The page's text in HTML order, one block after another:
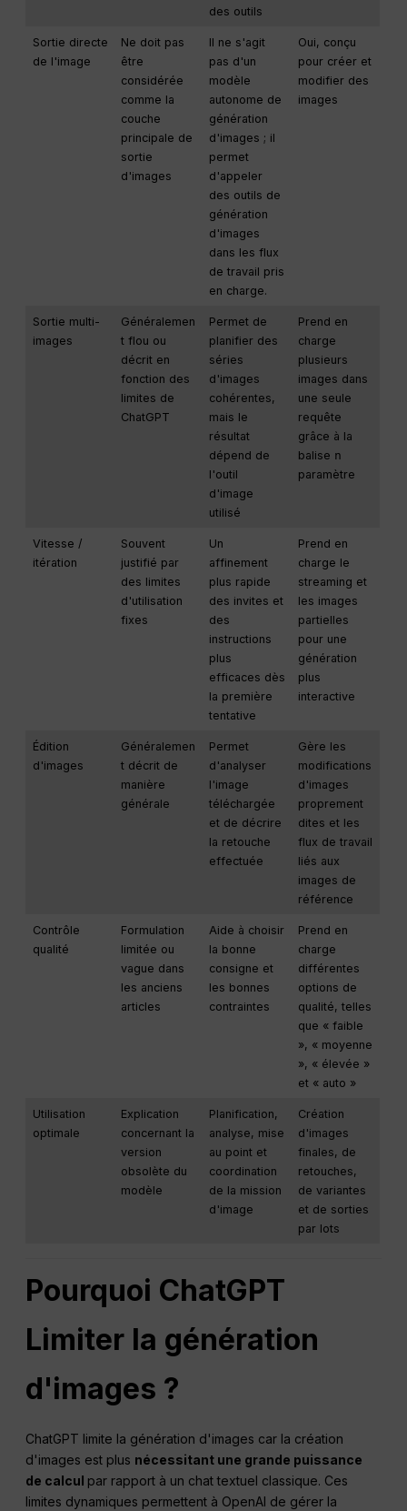
des outils
Sortie directe
de l'image
Ne doit pas
être
considérée
comme la
couche
principale de
sortie
d'images
Il ne s'agit
pas d'un
modèle
autonome de
génération
d'images ; il
permet
d'appeler
des outils de
génération
d'images
dans les flux
de travail pris
en charge.
Oui, conçu
pour créer et
modifier des
images
Sortie multi-
images
Généralemen
t flou ou
décrit en
fonction des
limites de
ChatGPT
Permet de
planifier des
séries
d'images
cohérentes,
mais le
résultat
dépend de
l'outil
d'image
utilisé
Prend en
charge
plusieurs
images dans
une seule
requête
grâce à la
balise n
paramètre
Vitesse /
itération
Souvent
justifié par
des limites
d'utilisation
fixes
Un
affinement
plus rapide
des invites et
des
instructions
plus
efficaces dès
la première
tentative
Prend en
charge le
streaming et
les images
partielles
pour une
génération
plus
interactive
Édition
d'images
Généralemen
t décrit de
manière
générale
Permet
d'analyser
l'image
téléchargée
et de décrire
la retouche
effectuée
Gère les
modifications
d'images
proprement
dites et les
flux de travail
liés aux
images de
référence
Contrôle
qualité
Formulation
limitée ou
vague dans
les anciens
articles
Aide à choisir
la bonne
consigne et
les bonnes
contraintes
Prend en
charge
différentes
options de
qualité, telles
que « faible
», « moyenne
», « élevée »
et « auto »
Utilisation
optimale
Explication
concernant la
version
obsolète du
modèle
Planification,
analyse, mise
au point et
coordination
de la mission
d'image
Création
d'images
finales, de
retouches,
de variantes
et de sorties
par lots
Pourquoi ChatGPT
Limiter la génération
d'images ?
ChatGPT limite la génération d'images car la création
d'images est plus nécessitant une grande puissance
de calcul par rapport à un chat textuel classique. Ces
limites dynamiques permettent à OpenAI de gérer la